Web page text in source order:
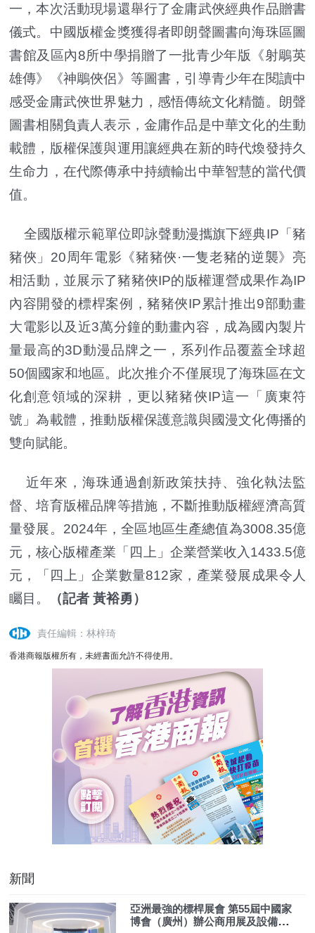
一，本次活動現場還舉行了金庸武俠經典作品贈書
儀式。中國版權金獎獲得者即朗聲圖書向海珠區圖
書館及區內8所中學捐贈了一批青少年版《射鵰英
雄傳》《神鵰俠侶》等圖書，引導青少年在閱讀中
感受金庸武俠世界魅力，感悟傳統文化精髓。朗聲
圖書相關負責人表示，金庸作品是中華文化的生動
載體，版權保護與運用讓經典在新的時代煥發持久
生命力，在代際傳承中持續輸出中華智慧的當代價
值。
全國版權示範單位即詠聲動漫攜旗下經典IP「豬
豬俠」20周年電影《豬豬俠·一隻老豬的逆襲》亮
相活動，並展示了豬豬俠IP的版權運營成果作為IP
內容開發的標桿案例，豬豬俠IP累計推出9部動畫
大電影以及近3萬分鐘的動畫內容，成為國內製片
量最高的3D動漫品牌之一，系列作品覆蓋全球超
50個國家和地區。此次推介不僅展現了海珠區在文
化創意領域的深耕，更以豬豬俠IP這一「廣東符
號」為載體，推動版權保護意識與國漫文化傳播的
雙向賦能。
近年來，海珠通過創新政策扶持、強化執法監
督、培育版權品牌等措施，不斷推動版權經濟高質
量發展。2024年，全區地區生產總值為3008.35億
元，核心版權產業「四上」企業營業收入1433.5億
元，「四上」企業數量812家，產業發展成果令人
矚目。
（記者 黃裕勇）
責任編輯：林梓琦
香港商報版權所有，未經書面允許不得使用。
新聞
亞洲最強的標桿展會 第55屆中國家
博會（廣州）辦公商用展及設備配